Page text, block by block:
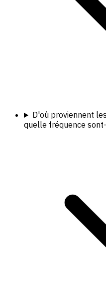
D'où proviennent
quelle fréquence